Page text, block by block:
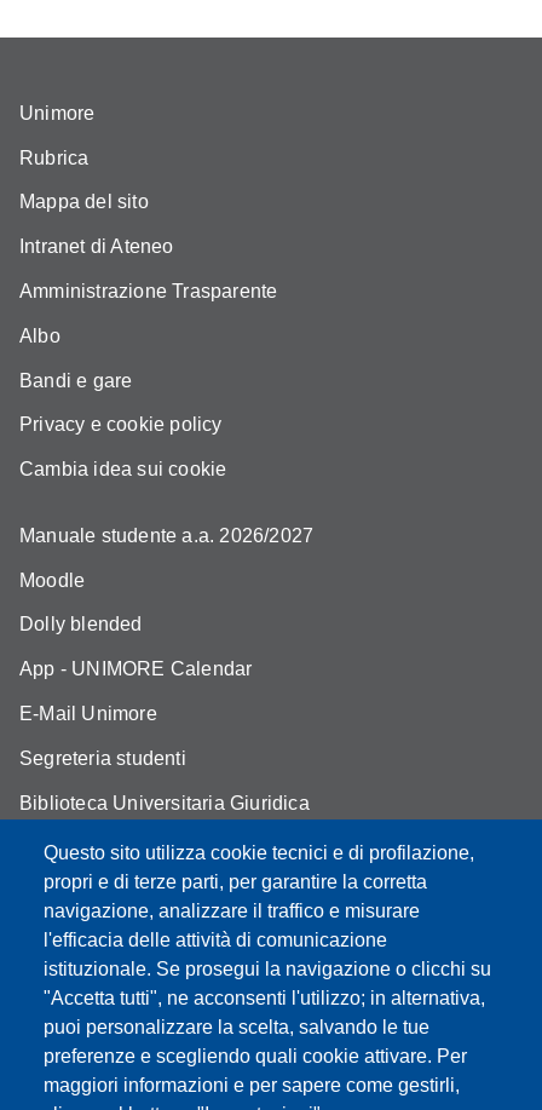
Questo sito utilizza cookie tecnici e di profilazione,
propri e di terze parti, per garantire la corretta
navigazione, analizzare il traffico e misurare
l'efficacia delle attività di comunicazione
istituzionale. Se prosegui la navigazione o clicchi su
"Accetta tutti", ne acconsenti l'utilizzo; in alternativa,
puoi personalizzare la scelta, salvando le tue
preferenze e scegliendo quali cookie attivare. Per
maggiori informazioni e per sapere come gestirli,
Unimore
Rubrica
Mappa del sito
Intranet di Ateneo
Amministrazione Trasparente
Albo
Bandi e gare
Privacy e cookie policy
Cambia idea sui cookie
Manuale studente a.a. 2026/2027
Moodle
Dolly blended
App - UNIMORE Calendar
E-Mail Unimore
Segreteria studenti
Biblioteca Universitaria Giuridica
Assicurazione qualità
Contatti
Partita IVA: 00427620364
Dipartimento di Giurisprudenza
Sede: Via San Geminiano 3 - 41121 Modena